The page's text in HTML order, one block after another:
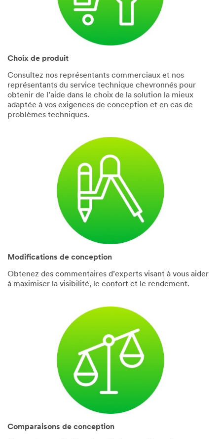
Choix de produit
Consultez nos représentants commerciaux et nos
représentants du service technique chevronnés pour
obtenir de l’aide dans le choix de la solution la mieux
adaptée à vos exigences de conception et en cas de
problèmes techniques.
Modifications de conception
Obtenez des commentaires d’experts visant à vous aider
à maximiser la visibilité, le confort et le rendement.
Comparaisons de conception